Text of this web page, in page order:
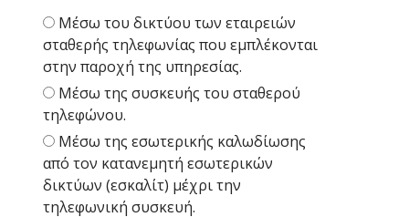
Μέσω του δικτύου των εταιρειών
σταθερής τηλεφωνίας που εμπλέκονται
στην παροχή της υπηρεσίας.
Μέσω της συσκευής του σταθερού
τηλεφώνου.
Μέσω της εσωτερικής καλωδίωσης
από τον κατανεμητή εσωτερικών
δικτύων (εσκαλίτ) μέχρι την
τηλεφωνική συσκευή.